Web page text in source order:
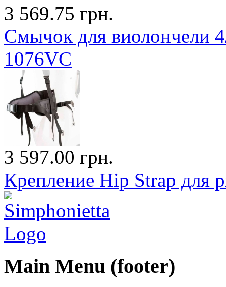
3 569.75 грн.
Смычок для виолончели
1076VC
3 597.00 грн.
Крепление Hip Strap для
Main Menu (footer)